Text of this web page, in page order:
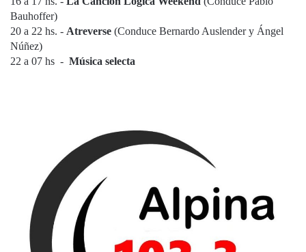
Bauhoffer)
20 a 22 hs. - Atreverse (Conduce Bernardo Auslender y Ángel
Núñez)
22 a 07 hs - Música selecta